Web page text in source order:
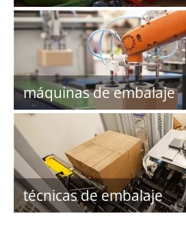
máquinas de embalaje
técnicas de embalaje